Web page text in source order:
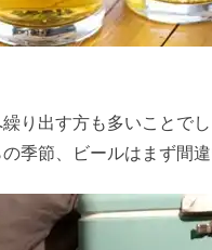
り出す方も多いことで
節、ビールはまず間違